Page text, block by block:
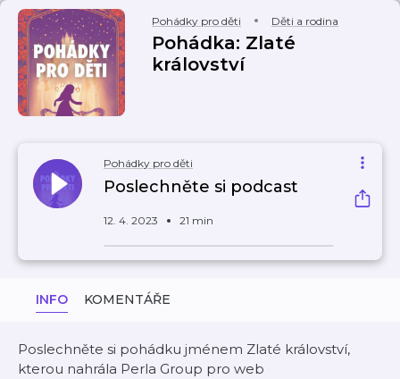
Pohádky pro děti Děti a rodina
Pohádka: Zlaté
království
Pohádky pro děti
Poslechněte si podcast
12. 4. 2023 21 min
INFO KOMENTÁŘE
Poslechněte si pohádku jménem Zlaté království,
kterou nahrála Perla Group pro web